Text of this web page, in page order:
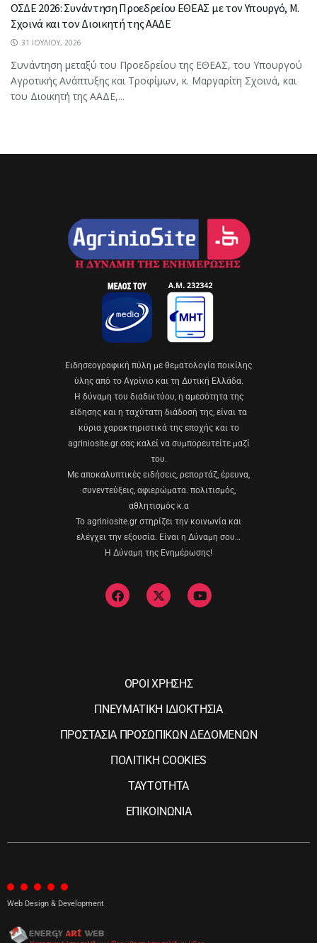
ΟΣΔΕ 2026: Συνάντηση Προεδρείου ΕΘΕΑΣ με τον Υπουργό, Μ.
Σχοινά και τον Διοικητή της ΑΑΔΕ
31 ΙΟΥΛΊΟΥ, 2026
Συνάντηση μεταξύ του Προεδρείου της ΕΘΕΑΣ, του Υπουργού
Αγροτικής Ανάπτυξης και Τροφίμων, κ. Μαργαρίτη Σχοινά, και
του Διοικητή της ΑΑΔΕ,...
Eιδησεογραφική πύλη με θεματολογία ποικίλης
ύλης από το Αγρίνιο και τη Δυτική Ελλάδα.
Η δύναμη του διαδικτύου, η αμεσότητα της
είδησης και η ταχύτατη διάδοσή της, είναι τα
κύρια χαρακτηριστικά της εποχής και το
agriniosite.gr σας καλεί να συμπορευτείτε μαζί
του.
Με αποκαλυπτικές ειδήσεις, ρεπορτάζ, έρευνα,
συνεντεύξεις, αφιερώματα. πολιτισμός,
αθλητισμός κ.α
Το agriniosite.gr στηρίζει την κοινωνία και
ελέγχει την εξουσία. Είναι η Δύναμη σου…
Η Δύναμη της Ενημέρωσης!
ΟΡΟΙ ΧΡΗΣΗΣ
ΠΝΕΥΜΑΤΙΚΗ ΙΔΙΟΚΤΗΣΙΑ
ΠΡΟΣΤΑΣΙΑ ΠΡΟΣΩΠΙΚΩΝ ΔΕΔΟΜΕΝΩΝ
ΠΟΛΙΤΙΚΗ COOKIES
ΤΑΥΤΟΤΗΤΑ
ΕΠΙΚΟΙΝΩΝΙΑ
Web Design & Development